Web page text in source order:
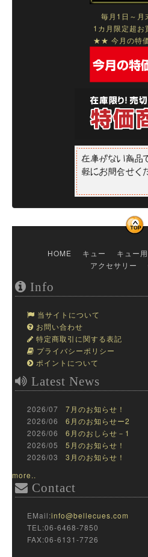
毎月1日～月
1カ月限定超お
★★ 今月の特
HOME キュー キュー
アクセサリー
Info
当サイトについて
お問い合わせ
特定商取引に関する表記
プライバシーポリシー
ポイントについて
Latest News
2026/07 7月のお知らせ！
2026/06 6月のお知らせー2
2026/06 6月のおしらせ－1
2026/05 5月のお知らせ！
2026/03 3月のお知らせ！
more..
Contact
EMail:info@bellecues.com
TEL:06-6468-7850
FAX:06-6131-7726